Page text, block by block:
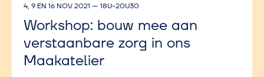
4, 9 EN 16 NOV 2021 — 18U-20U30
Workshop: bouw mee aan
verstaanbare zorg in ons
Maakatelier